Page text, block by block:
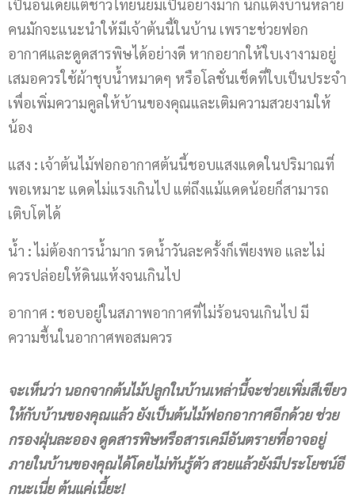
เป็นอินเดียแต่ชาวไทยนิยมเป็นอย่างมาก นักแต่งบ้านหลาย
คนมักจะแนะนำให้มีเจ้าต้นนี้ในบ้าน เพราะช่วยฟอก
อากาศและดูดสารพิษได้อย่างดี หากอยากให้ใบเงางามอยู่
เสมอควรใช้ผ้าชุบน้ำหมาดๆ หรือโลชั่นเช็ดที่ใบเป็นประจำ
เพื่อเพิ่มความคูลให้บ้านของคุณและเติมความสวยงามให้
น้อง
แสง : เจ้าต้นไม้ฟอกอากาศต้นนี้ชอบแสงแดดในปริมาณที่
พอเหมาะ แดดไม่แรงเกินไป แต่ถึงแม้แดดน้อยก็สามารถ
เติบโตได้
น้ำ :ไม่ต้องการน้ำมาก รดน้ำวันละครั้งก็เพียงพอ และไม่
ควรปล่อยให้ดินแห้งจนเกินไป
อากาศ : ชอบอยู่ในสภาพอากาศที่ไม่ร้อนจนเกินไป มี
ความชื้นในอากาศพอสมควร
จะเห็นว่า นอกจากต้นไม้ปลูกในบ้านเหล่านี้จะช่วยเพิ่มสีเขียว
ให้กับบ้านของคุณแล้ว ยังเป็นต้นไม้ฟอกอากาศอีกด้วย ช่วย
กรองฝุ่นละออง ดูดสารพิษหรือสารเคมีอันตรายที่อาจอยู่
ภายในบ้านของคุณได้โดยไม่ทันรู้ตัว สวยแล้วยังมีประโยชน์อี
กนะเนี่ย ต้นแค่เนี้ยะ!